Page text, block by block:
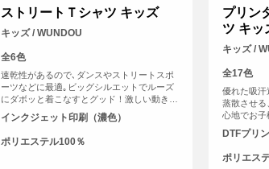
ストリートＴシャツ キッズ
キッズ / WUNDOU
全6色
速乾性があるので､ダンスやストリートスポ
ーツなどに最適｡ビッグシルエットでルーズ
にダボッと着こなすとグッド！激しい動きに
も体に張り付くことがなく､すぐに乾くので
重たくならない｡夏の屋外でも冬の屋内でも
快適に体を動かすことのできる必須アイテム
になること間違いなしのＴシャツです｡
インクジェット印刷（濃色）
ポリエステル100％
プリン
ツ キッ
キッズ /
全17色
優れた吸汗
蒸散させる
心地でお子
のドライ
ンやスポー
ちます。
触りも魅力
DTFプリ
ポリエス